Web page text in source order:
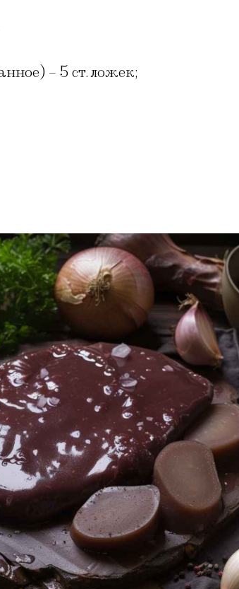
– 5 ст. ложек;